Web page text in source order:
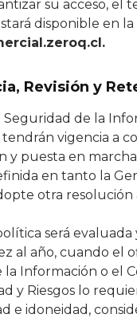
su acceso, el
disponible en
Revisión y
Seguridad de la
vigencia a
y puesta en
en tanto la
otra resolución
será evaluada
al año, cuando el
la Información o el
y Riesgos lo
e idoneidad,